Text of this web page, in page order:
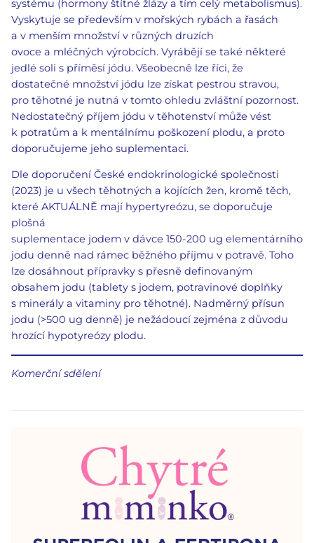
systému (hormony štítné žlázy a tím celý metabolismus).
Vyskytuje se především v mořských rybách a řasách
a v menším množství v různých druzích
ovoce a mléčných výrobcích. Vyrábějí se také některé
jedlé soli s příměsí jódu. Všeobecně lze říci, že
dostatečné množství jódu lze získat pestrou stravou,
pro těhotné je nutná v tomto ohledu zvláštní pozornost.
Nedostatečný příjem jódu v těhotenství může vést
k potratům a k mentálnímu poškození plodu, a proto
doporučujeme jeho suplementaci.
Dle doporučení České endokrinologické společnosti
(2023) je u všech těhotných a kojících žen, kromě těch,
které AKTUÁLNĚ mají hypertyreózu, se doporučuje
plošná
suplementace jodem v dávce 150-200 ug elementárního
jodu denně nad rámec běžného příjmu v potravě. Toho
lze dosáhnout přípravky s přesně definovaným
obsahem jodu (tablety s jodem, potravinové doplňky
s minerály a vitaminy pro těhotné). Nadměrný přísun
jodu (>500 ug denně) je nežádoucí zejména z důvodu
hrozící hypotyreózy plodu.
Komerční sdělení